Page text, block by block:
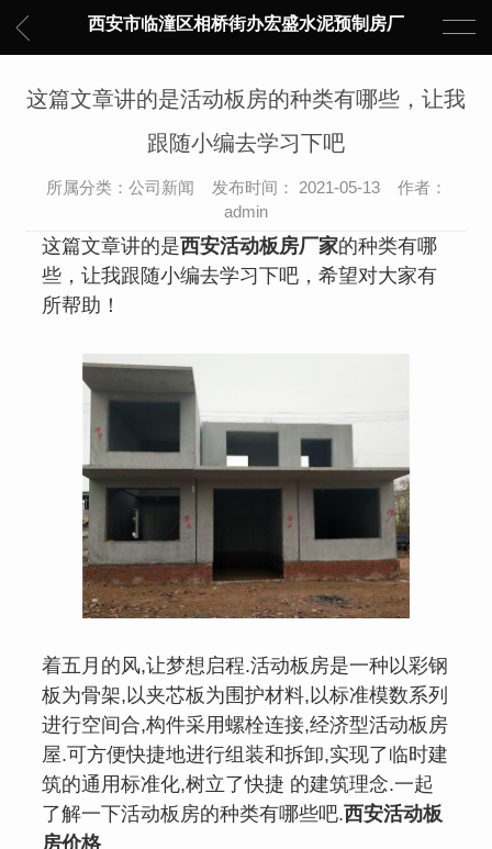
西安市临潼区相桥街办宏盛水泥预制房厂
这篇文章讲的是活动板房的种类有哪些，让我
跟随小编去学习下吧
所属分类：公司新闻 发布时间： 2021-05-13 作者：
admin
这篇文章讲的是西安活动板房厂家的种类有哪
些，让我跟随小编去学习下吧，希望对大家有
所帮助！
着五月的风,让梦想启程.活动板房是一种以彩钢
板为骨架,以夹芯板为围护材料,以标准模数系列
进行空间合,构件采用螺栓连接,经济型活动板房
屋.可方便快捷地进行组装和拆卸,实现了临时建
筑的通用标准化,树立了快捷 的建筑理念.一起
了解一下活动板房的种类有哪些吧.西安活动板
房价格